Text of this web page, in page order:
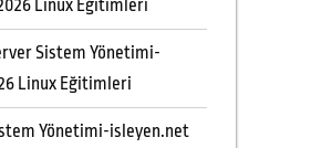
Linux Eğitimleri
Sistem Yönetimi-
Linux Eğitimleri
Yönetimi-isleyen.net